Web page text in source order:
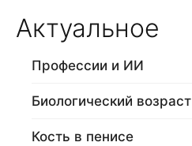
Актуальное
Профессии и ИИ
Биологический возраст
Кость в пенисе